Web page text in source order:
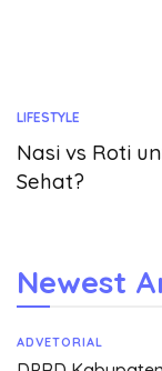
LIFESTYLE
Nasi vs Roti
Sehat?
Newest
ADVETORIAL